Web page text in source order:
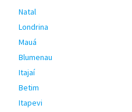
Natal
Londrina
Mauá
Blumenau
Itajaí
Betim
Itapevi